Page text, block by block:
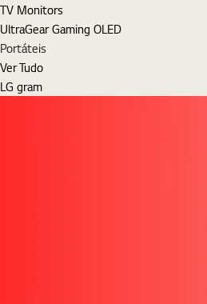
TV Monitors
UltraGear Gaming OLED
Portáteis
Ver Tudo
LG gram